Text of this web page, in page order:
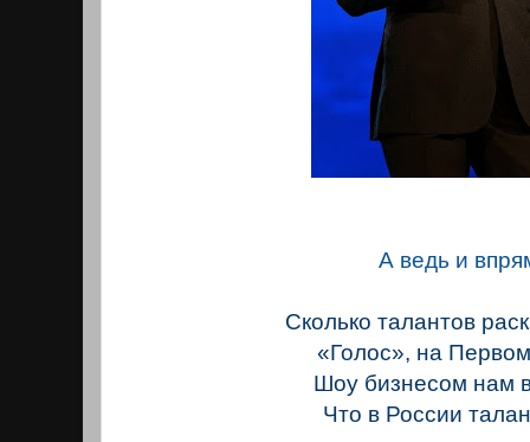
А ведь и
Сколько талантов
«Голос», на
Шоу бизнесом нам
Что в России